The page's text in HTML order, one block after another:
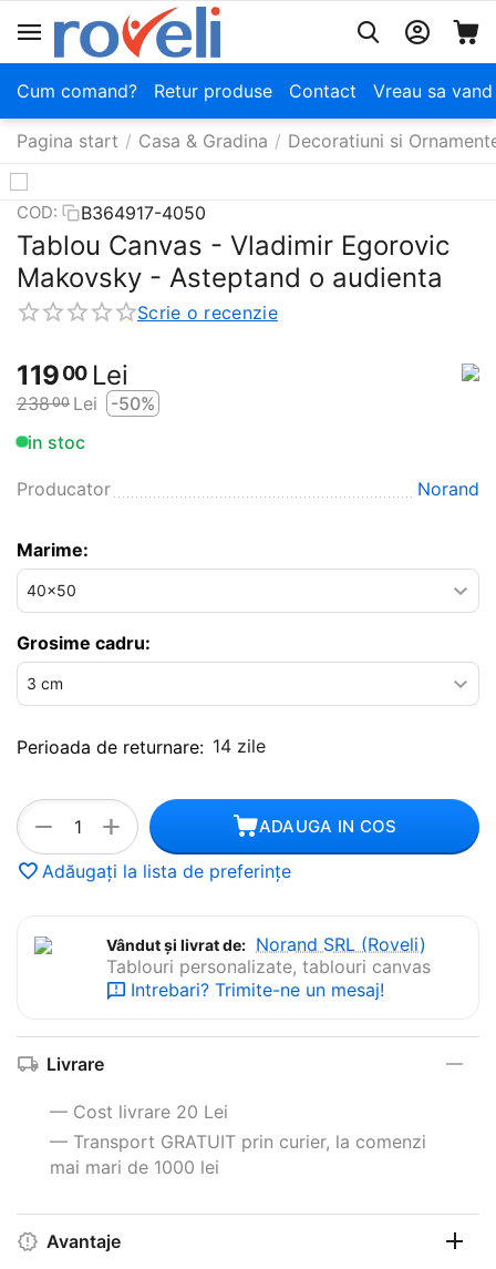
Cum comand? Retur produse Contact Vreau sa
Pagina start / Casa & Gradina / Decoratiuni si
COD: B364917-4050
Tablou Canvas - Vladimir Egorovic
Makovsky - Asteptand o audienta
Scrie o recenzie
11900 Lei
23800 Lei
-50%
in stoc
Producator Norand
Marime:
Grosime cadru:
Perioada de returnare: 14 zile
+
− ADAUGA IN COS
Adăugați la lista de preferințe
Vândut și livrat de: Norand SRL (Roveli)
Tablouri personalizate, tablouri canvas
Intrebari? Trimite-ne un mesaj!
Livrare
— Cost livrare 20 Lei
— Transport GRATUIT prin curier, la comenzi
mai mari de 1000 lei
Avantaje